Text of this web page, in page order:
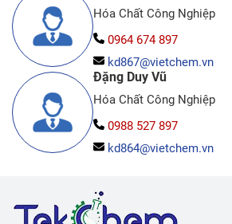
Hóa Chất Công Nghiệp
0964 674 897
kd867@vietchem.vn
Đặng Duy Vũ
Hóa Chất Công Nghiệp
0988 527 897
kd864@vietchem.vn